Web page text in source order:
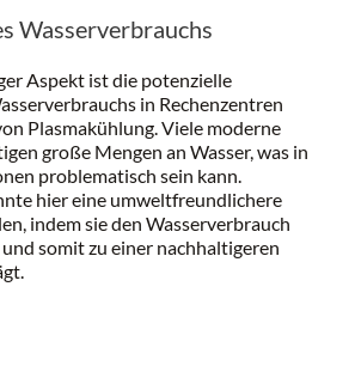
Wasserverbrauchs
Aspekt ist die potenzielle
in Rechenzentren
Plasmakühlung. Viele moderne
große Mengen an Wasser, was in
problematisch sein kann.
hier eine umweltfreundlichere
indem sie den Wasserverbrauch
somit zu einer nachhaltigeren